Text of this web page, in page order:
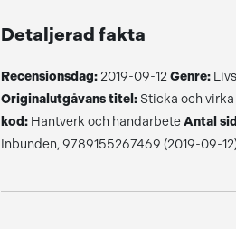
Detaljerad fakta
Recensionsdag:2019-09-12 Genre:
Originalutgåvans titel:Sticka och virka
kod:Hantverk och handarbeteAntal
Inbunden, 9789155267469 (2019-09-